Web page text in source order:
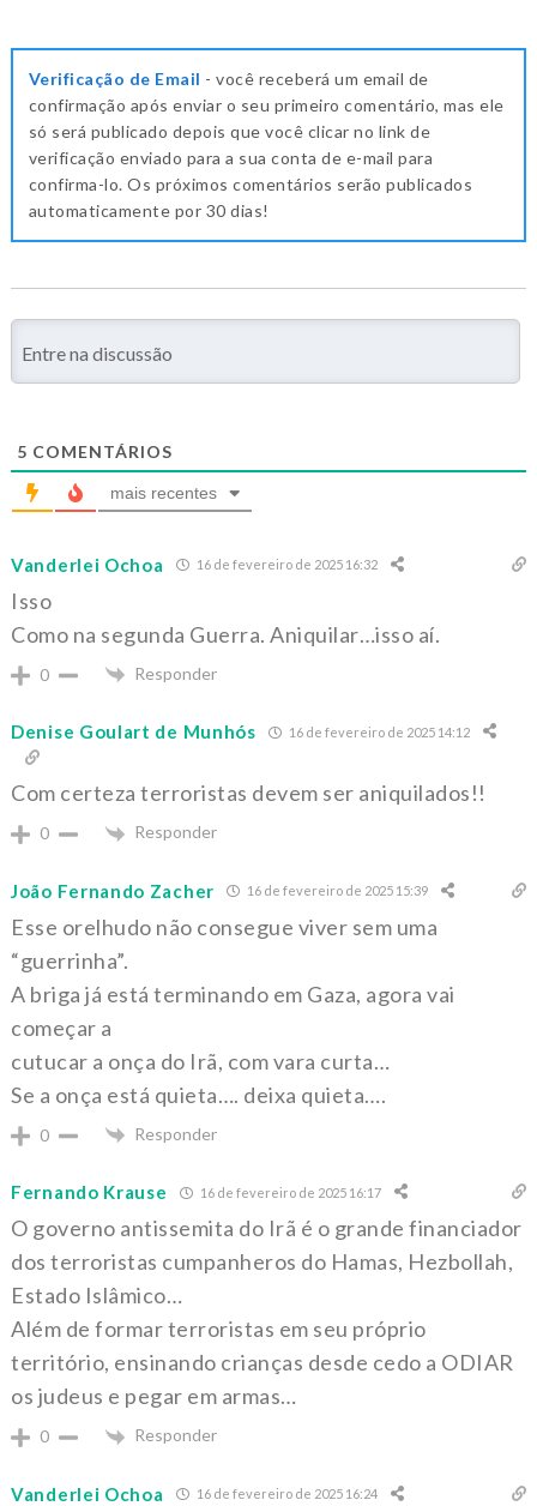
Verificação de Email - você receberá um email de
confirmação após enviar o seu primeiro comentário, mas ele
só será publicado depois que você clicar no link de
verificação enviado para a sua conta de e-mail para
confirma-lo. Os próximos comentários serão publicados
automaticamente por 30 dias!
5 COMENTÁRIOS
mais recentes
Vanderlei Ochoa 16 de fevereiro de 2025 16:32
Isso
Como na segunda Guerra. Aniquilar…isso aí.
0 Responder
Denise Goulart de Munhós 16 de fevereiro de 2025 14:12
Com certeza terroristas devem ser aniquilados!!
0 Responder
João Fernando Zacher 16 de fevereiro de 2025 15:39
Esse orelhudo não consegue viver sem uma
“guerrinha”.
A briga já está terminando em Gaza, agora vai
começar a
cutucar a onça do Irã, com vara curta…
Se a onça está quieta…. deixa quieta….
0 Responder
Fernando Krause 16 de fevereiro de 2025 16:17
O governo antissemita do Irã é o grande financiador
dos terroristas cumpanheros do Hamas, Hezbollah,
Estado Islâmico…
Além de formar terroristas em seu próprio
território, ensinando crianças desde cedo a ODIAR
os judeus e pegar em armas…
0 Responder
Vanderlei Ochoa 16 de fevereiro de 2025 16:24